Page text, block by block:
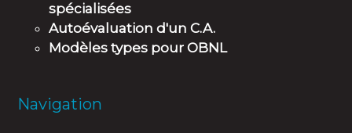
spécialisées
Autoévaluation d'un C.A.
Modèles types pour OBNL
Navigation